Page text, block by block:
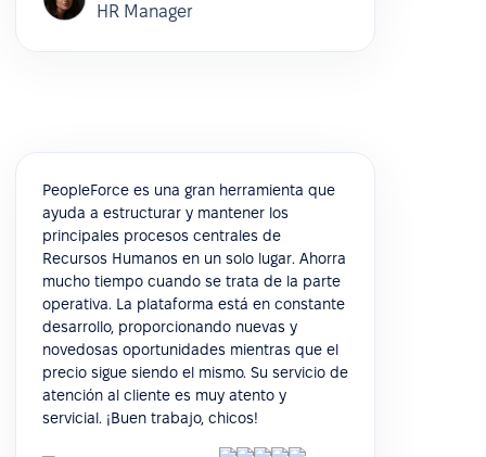
HR Manager
PeopleForce es una gran herramienta que
ayuda a estructurar y mantener los
principales procesos centrales de
Recursos Humanos en un solo lugar. Ahorra
mucho tiempo cuando se trata de la parte
operativa. La plataforma está en constante
desarrollo, proporcionando nuevas y
novedosas oportunidades mientras que el
precio sigue siendo el mismo. Su servicio de
atención al cliente es muy atento y
servicial. ¡Buen trabajo, chicos!